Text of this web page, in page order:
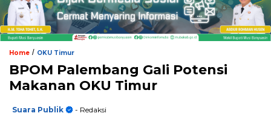
Home / OKU Timur
BPOM Palembang Gali Potensi
Makanan OKU Timur
Suara Publik
- Redaksi